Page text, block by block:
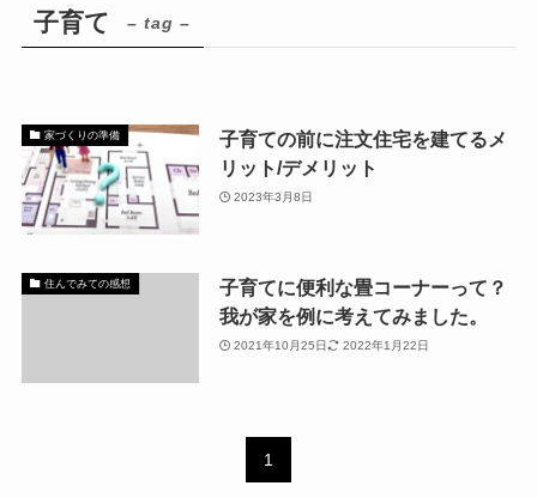
子育て – tag –
家づくりの準備
子育ての前に注文住宅を建てるメ
リット/デメリット
2023年3月8日
住んでみての感想
子育てに便利な畳コーナーって？
我が家を例に考えてみました。
2021年10月25日 2022年1月22日
1